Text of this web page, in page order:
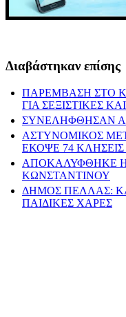
Διαβάστηκαν επίσης
ΠΑΡΕΜΒΑΣΗ ΣΤΟ
ΓΙΑ ΣΕΞΙΣΤΙΚΕΣ
ΣΥΝΕΛΗΦΘΗΣΑΝ
ΑΣΤΥΝΟΜΙΚΟΣ
ΕΚΟΨΕ 74 ΚΛΗΣΕΙΣ
ΑΠΟΚΑΛΥΦΘΗΚΕ Η
ΚΩΝΣΤΑΝΤΙΝΟΥ
ΔΗΜΟΣ ΠΕΛΛΑΣ:
ΠΑΙΔΙΚΕΣ ΧΑΡΕΣ